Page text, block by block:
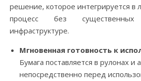
решение, которое интегрируется в
процесс без
инфраструктуре.
Мгновенная готовность к
Бумага поставляется в рулонах и
непосредственно перед